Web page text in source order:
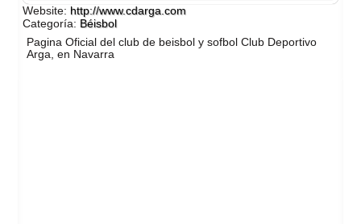
Website: http://www.cdarga.com
Categoría: Béisbol
Pagina Oficial del club de beisbol y sofbol Club Deportivo
Arga, en Navarra